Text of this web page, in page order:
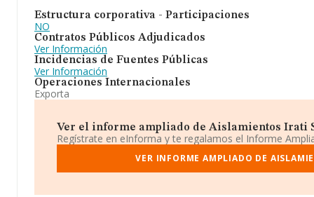
Estructura corporativa - Participaciones
NO
Contratos Públicos Adjudicados
Ver Información
Incidencias de Fuentes Públicas
Ver Información
Operaciones Internacionales
Exporta
Ver el informe ampliado de Aislamientos Irati
Regístrate en eInforma y te regalamos el Informe
VER INFORME AMPLIADO DE